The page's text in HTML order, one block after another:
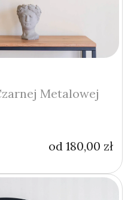
Metalowej
od 180,00 zł